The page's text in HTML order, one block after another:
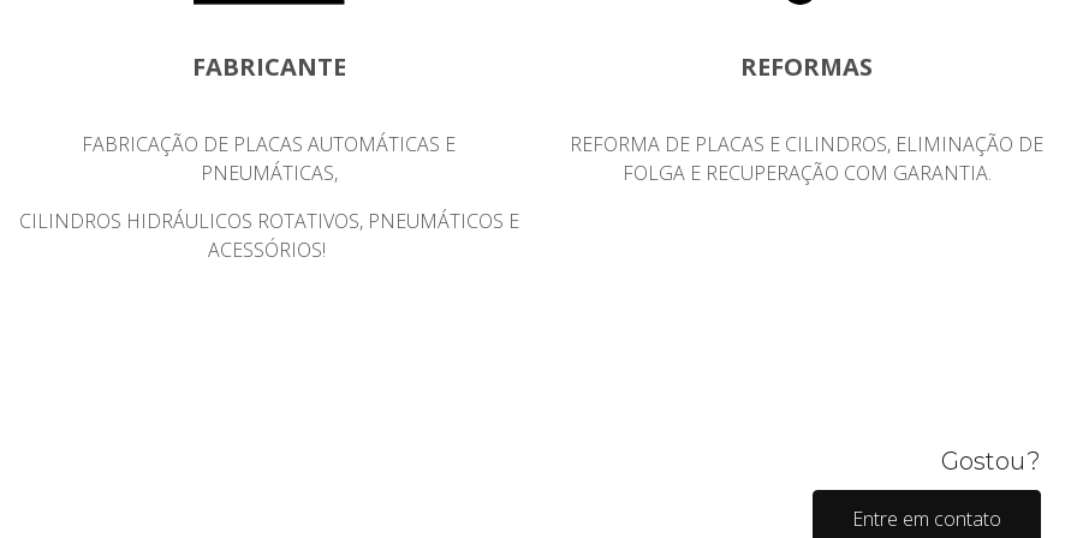
FABRICANTE
FABRICAÇÃO DE PLACAS AUTOMÁTICAS E
PNEUMÁTICAS,
CILINDROS HIDRÁULICOS ROTATIVOS, PNEUMÁTICOS E
ACESSÓRIOS!
REFORMAS
REFORMA DE PLACAS E CILINDROS, ELIMINAÇÃO DE
FOLGA E RECUPERAÇÃO COM GARANTIA.
Gostou?
Entre em contato